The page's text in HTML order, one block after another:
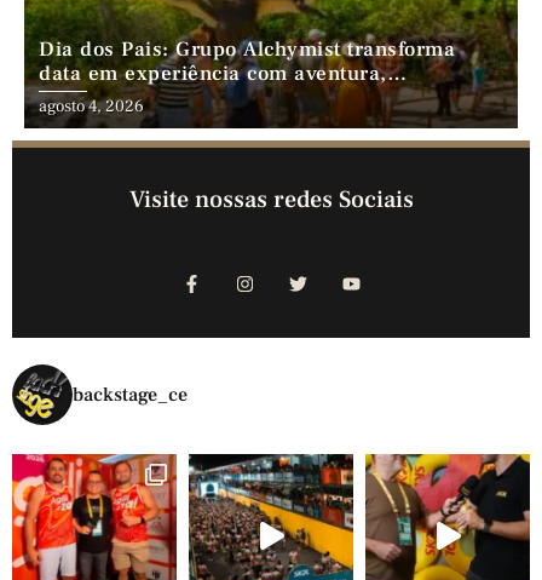
Dia dos Pais: Grupo Alchymist transforma
data em experiência com aventura,
gastronomia e lazer em família
agosto 4, 2026
Visite nossas redes Sociais
backstage_ce